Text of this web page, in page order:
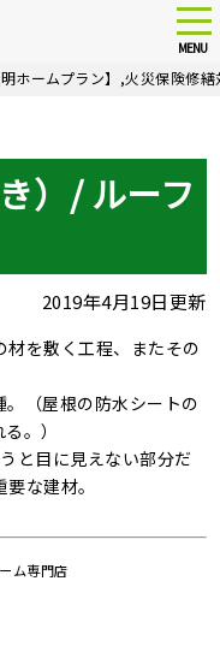
MENU
ホームプラン】,火災保険修繕
）/ ルーフ
2019年4月19日更新
を敷く工程、またその
（屋根の防水シートの
。）
と目に見えない部分だ
要な建材。
ム専門店